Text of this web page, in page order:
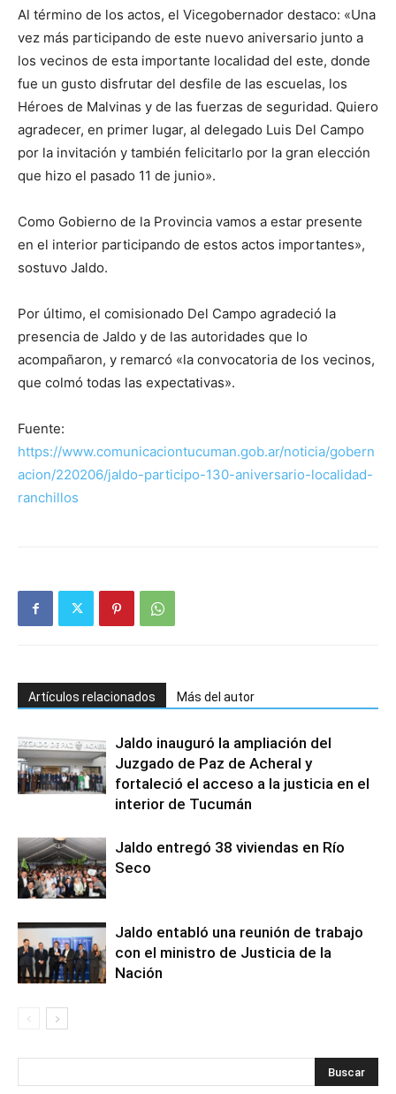
Al término de los actos, el Vicegobernador destaco: «Una
vez más participando de este nuevo aniversario junto a
los vecinos de esta importante localidad del este, donde
fue un gusto disfrutar del desfile de las escuelas, los
Héroes de Malvinas y de las fuerzas de seguridad. Quiero
agradecer, en primer lugar, al delegado Luis Del Campo
por la invitación y también felicitarlo por la gran elección
que hizo el pasado 11 de junio».
Como Gobierno de la Provincia vamos a estar presente
en el interior participando de estos actos importantes»,
sostuvo Jaldo.
Por último, el comisionado Del Campo agradeció la
presencia de Jaldo y de las autoridades que lo
acompañaron, y remarcó «la convocatoria de los vecinos,
que colmó todas las expectativas».
Fuente:
https://www.comunicaciontucuman.gob.ar/noticia/gobern
acion/220206/jaldo-participo-130-aniversario-localidad-
ranchillos
Artículos relacionados Más del autor
Jaldo inauguró la ampliación del
Juzgado de Paz de Acheral y
fortaleció el acceso a la justicia en el
interior de Tucumán
Jaldo entregó 38 viviendas en Río
Seco
Jaldo entabló una reunión de trabajo
con el ministro de Justicia de la
Nación